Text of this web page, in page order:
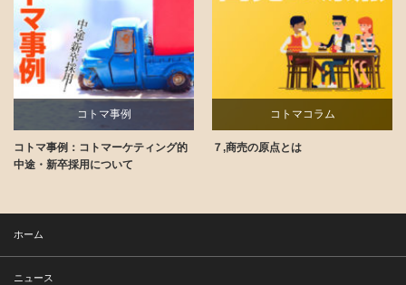
コトマ事例
講師ブログ
コトマ事例：コトマーケティング的
中途・新卒採用について
コトマコラム
７,商売の原点とは
ホーム
ニュース